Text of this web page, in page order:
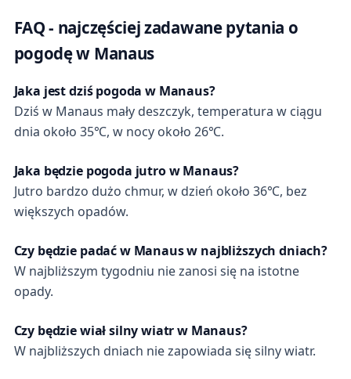
FAQ - najczęściej zadawane pytania o
pogodę w Manaus
Jaka jest dziś pogoda w Manaus?
Dziś w Manaus mały deszczyk, temperatura w ciągu
dnia około 35℃, w nocy około 26℃.
Jaka będzie pogoda jutro w Manaus?
Jutro bardzo dużo chmur, w dzień około 36℃, bez
większych opadów.
Czy będzie padać w Manaus w najbliższych dniach?
W najbliższym tygodniu nie zanosi się na istotne
opady.
Czy będzie wiał silny wiatr w Manaus?
W najbliższych dniach nie zapowiada się silny wiatr.